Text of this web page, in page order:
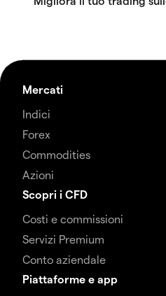
Mercati
Indici
Forex
Commodities
Azioni
Scopri i CFD
Costi e commissioni
Servizi Premium
Conto aziendale
Piattaforme e app